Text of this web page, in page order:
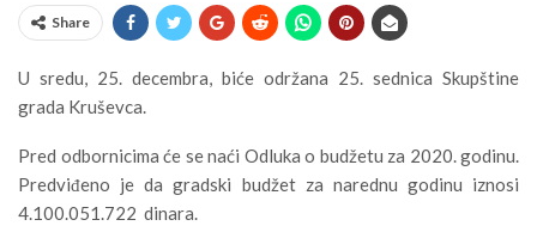
Share
U sredu, 25. decembra, biće održana 25. sednica Skupštine
grada Kruševca.
Pred odbornicima će se naći Odluka o budžetu za 2020. godinu.
Predviđeno je da gradski budžet za narednu godinu iznosi
4.100.051.722 dinara.